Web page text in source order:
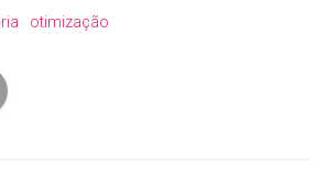
otimização